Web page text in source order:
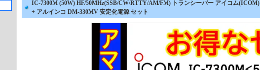
IC-7300M (50W) HF/50MHz(SSB/CW/RTTY/AM/FM) トランシーバー アイコム(ICOM)
+ アルインコ DM-330MV 安定化電源 セット